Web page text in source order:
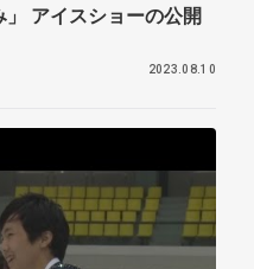
」 アイスショーの公開
2023.08.10